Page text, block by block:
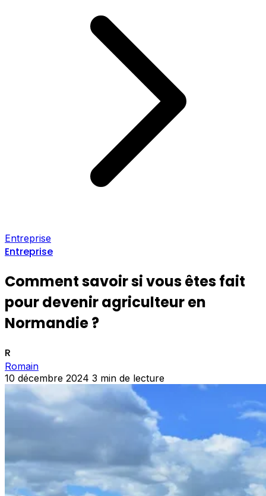
Entreprise
Entreprise
Comment savoir si vous êtes fait
pour devenir agriculteur en
Normandie ?
R
Romain
10 décembre 2024 3 min de lecture